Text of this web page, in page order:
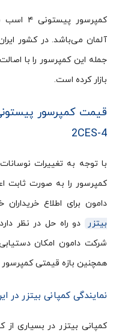
آلمان می‌باشد. در کشور
جمله این کمپرسور را با
بازار کرده است.
2CES-4
با توجه به تغییرات
کمپرسور را به صورت ثابت
دامون برای اطلاع خریداران
بیتزر
دو راه حل در نظر
شرکت دامون امکان
همچنین بازه قیمتی
نمایندگی کمپانی بیتزر در
کمپانی بیتزر در بسیاری از